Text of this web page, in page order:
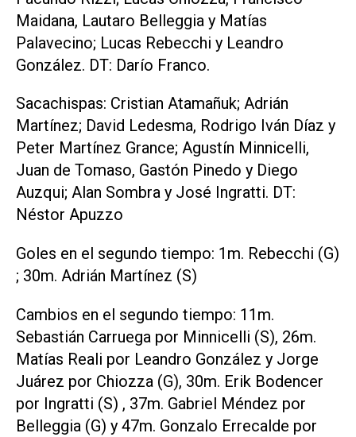
Maidana, Lautaro Belleggia y Matías
Palavecino; Lucas Rebecchi y Leandro
González. DT: Darío Franco.
Sacachispas: Cristian Atamañuk; Adrián
Martínez; David Ledesma, Rodrigo Iván Díaz y
Peter Martínez Grance; Agustín Minnicelli,
Juan de Tomaso, Gastón Pinedo y Diego
Auzqui; Alan Sombra y José Ingratti. DT:
Néstor Apuzzo
Goles en el segundo tiempo: 1m. Rebecchi (G)
; 30m. Adrián Martínez (S)
Cambios en el segundo tiempo: 11m.
Sebastián Carruega por Minnicelli (S), 26m.
Matías Reali por Leandro González y Jorge
Juárez por Chiozza (G), 30m. Erik Bodencer
por Ingratti (S) , 37m. Gabriel Méndez por
Belleggia (G) y 47m. Gonzalo Errecalde por